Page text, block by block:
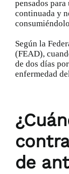
pensados
continuada y
Según la
(FEAD),
de dos días
enfermedad
de